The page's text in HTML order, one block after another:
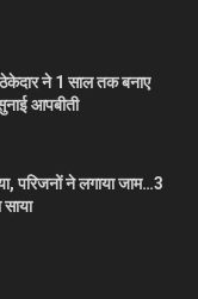
ने 1 साल तक बनाए
आपबीती
परिजनों ने लगाया जाम…3